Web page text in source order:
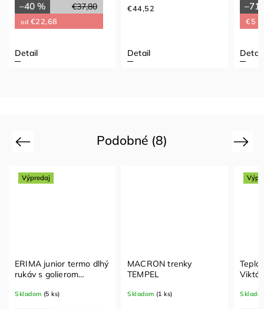
€37,80
–40 %
od €22,68
Detail
€44,52
Detail
–71
€5
Detail
Podobné (8)
Previous
Výpredaj
ERIMA junior termo dlhý
rukáv s golierom
Skladom (5 ks)
MACRON trenky
TEMPEL
Skladom (1 ks)
Next